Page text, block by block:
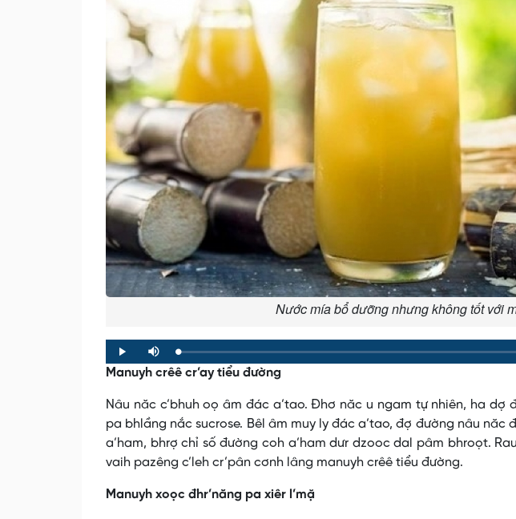
Nước mía bổ dưỡng nhưng không tốt với
Play Mute Loaded:
0%
Progress:
0%
Manuyh crêê cr’ay tiểu đường
Nâu năc c’bhuh oọ âm đác a’tao. Đhơ năc u ngam tự nhiên, ha
pa bhlầng nắc sucrose. Bêl âm muy ly đác a’tao, đợ đường nâu
a’ham, bhrợ chỉ số đường coh a’ham dưr dzooc dal pâm bhroọt.
vaih pazêng c’leh cr’pân cơnh lâng manuyh crêê tiểu đường.
Manuyh xoọc đhr’năng pa xiêr l’mặ